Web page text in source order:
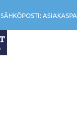
SÄHKÖPOSTI: